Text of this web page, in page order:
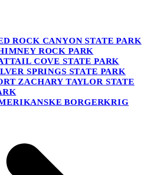
ROCK CANYON STATE PARK
ROCK PARK
COVE STATE PARK
SPRINGS STATE PARK
ZACHARY TAYLOR STATE
BORGERKRIG